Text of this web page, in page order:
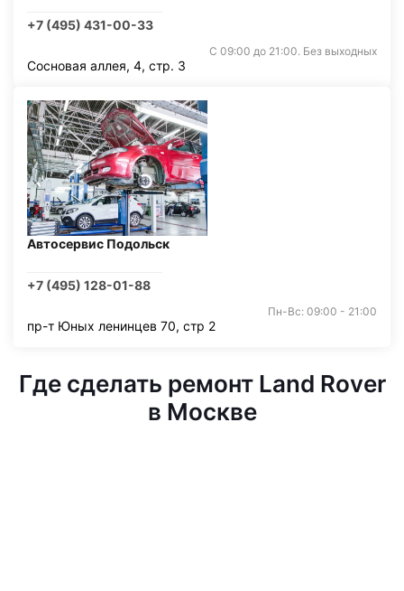
+7 (495) 431-00-33
С 09:00 до 21:00. Без выходных
Сосновая аллея, 4, стр. 3
Автосервис Подольск
+7 (495) 128-01-88
Пн-Вс: 09:00 - 21:00
пр-т Юных ленинцев 70, стр 2
Где сделать ремонт Land Rover
в Москве